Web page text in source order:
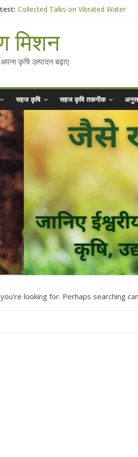
Collected Talks on Vibrated Water
चैतन्यित जल pdf
Standee Designs @ 2025 for Sahaj
Chalo Gaon Ki Or Abhiyaan - 2025-26
मिशन
कृषि उत्पादन बढ़ाए
सहज कृषि सहज कृषि तकनीक
looking for. Perhaps searching